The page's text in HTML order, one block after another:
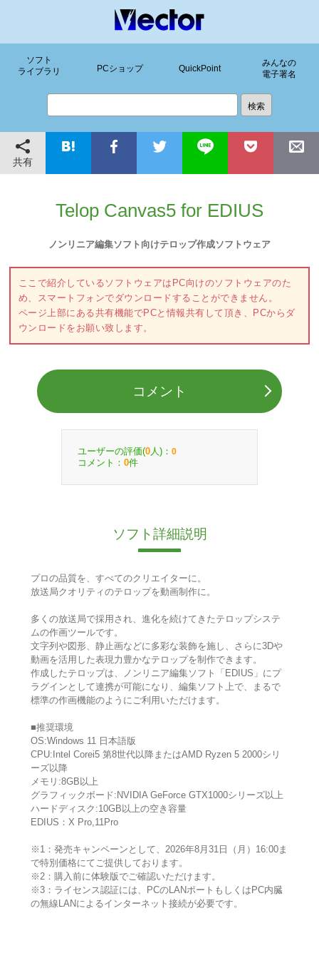
ソフト
ライブラリ
PCショップ QuickPoint
みんなの
電子署名
共有
Telop Canvas5 for EDIUS
ノンリニア編集ソフト向けテロップ作成ソフトウェア
ここで紹介しているソフトウェアはPC向けのソフトウェアのた
め、スマートフォンでダウンロードすることができません。
ページ上部にある共有機能でPCと情報共有して頂き、PCからダ
ウンロードをお願い致します。
コメント
ユーザーの評価(0 人)： 0
コメント： 0件
ソフト詳細説明
プロの品質を、すべてのクリエイターに。
放送局クオリティのテロップを動画制作に。
多くの放送局で採用され、進化を続けてきたテロップシステ
ムの作画ツールです。
文字列や図形、静止画などに多彩な装飾を施し、さらに3Dや
動画を活用した表現力豊かなテロップを制作できます。
作成したテロップは、ノンリニア編集ソフト「EDIUS」にプ
ラグインとして連携が可能になり、編集ソフト上で、まるで
標準の作画機能のようにご利用いただけます。
■推奨環境
OS:Windows 11 日本語版
CPU:Intel Corei5 第8世代以降またはAMD Ryzen 5 2000シリ
ーズ以降
メモリ:8GB以上
グラフィックボード:NVIDIA GeForce GTX1000シリーズ以上
ハードディスク:10GB以上の空き容量
EDIUS：X Pro,11Pro
※1：発売キャンペーンとして、2026年8月31日（月）16:00ま
で特別価格にてご提供しております。
※2：購入前に体験版でご確認いただけます。
※3：ライセンス認証には、PCのLANポートもしくはPC内臓
の無線LANによるインターネット接続が必要です。